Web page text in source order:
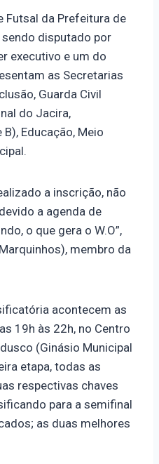
Futsal da Prefeitura de
disputado por
executivo e um do
as Secretarias
Guarda Civil
do Jacira,
Educação, Meio
a inscrição, não
a agenda de
o que gera o W.O”,
membro da
acontecem as
19h às 22h, no Centro
(Ginásio Municipal
etapa, todas as
respectivas chaves
para a semifinal
as duas melhores